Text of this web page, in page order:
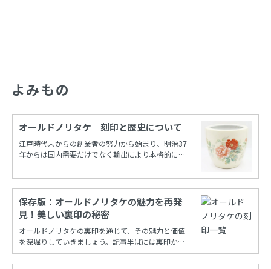
よみもの
オールドノリタケ｜刻印と歴史について
江戸時代末からの創業者の努力から始まり、明治37
年からは国内需要だけでなく輸出により本格的に栄
保存版：オールドノリタケの魅力を再発
見！美しい裏印の秘密
オールドノリタケの裏印を通じて、その魅力と価値
を深堀りしていきましょう。記事半ばには裏印から
年代を調べることができる保存版一覧もあります！